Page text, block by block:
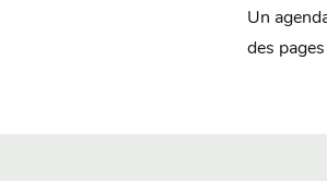
Un
des